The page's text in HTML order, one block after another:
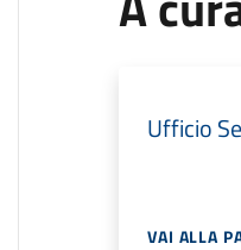
Ufficio
VAI ALLA